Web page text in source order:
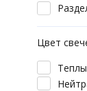
Цвет